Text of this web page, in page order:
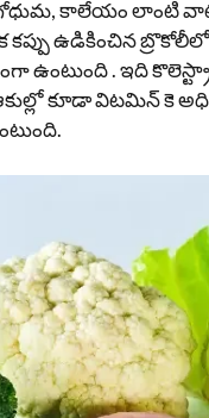
కాలేయం లాంటి
ఉడికించిన
. ఇది కొలెస్ట్రాల్
కూడా విటమిన్ కె